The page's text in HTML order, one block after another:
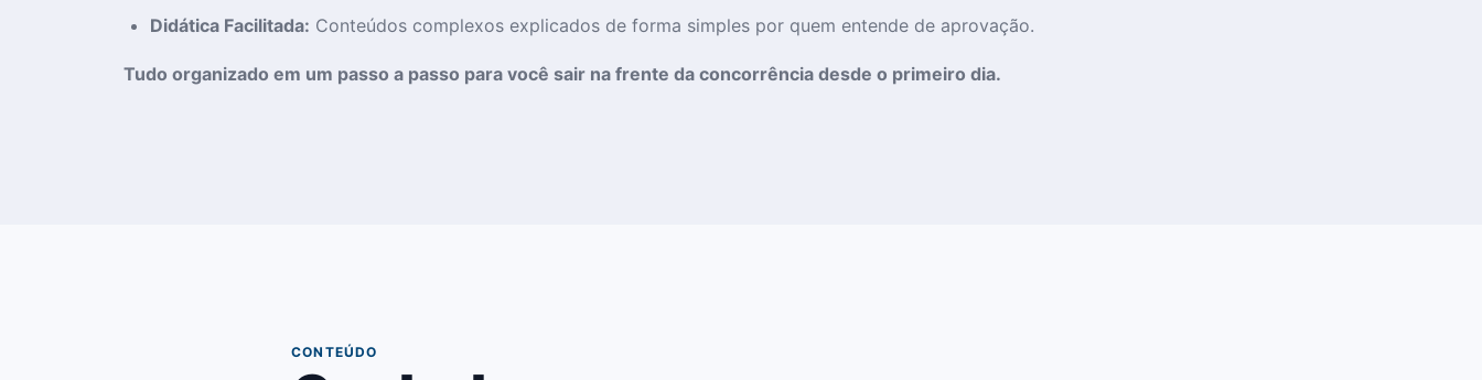
Didática Facilitada: Conteúdos complexos explicados de forma simples por quem entende de aprovação.
Tudo organizado em um passo a passo para você sair na frente da concorrência desde o primeiro dia.
CONTEÚDO